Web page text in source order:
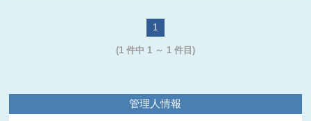
1
(1 件中 1 ～ 1 件目)
管理人情報